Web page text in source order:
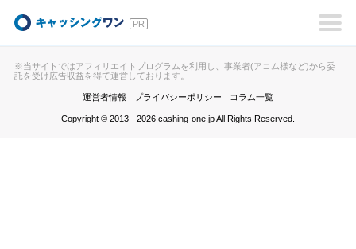
キャッシングワン
※当サイトではアフィリエイトプログラムを利用し、事業者(アコム様など)から委
託を受け広告収益を得て運営しております。
運営者情報 プライバシーポリシー コラム一覧
Copyright © 2013 - 2026 cashing-one.jp All Rights Reserved.